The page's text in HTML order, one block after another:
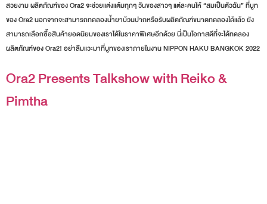
สวยงาม ผลิตภัณฑ์ของ Ora2 จะช่วยแต่งแต้มทุกๆ วันของสาวๆ แต่ละคนให้ “สมเป็นตัวฉัน” ที่บูท
ของ Ora2 นอกจากจะสามารถทดลองน้ำยาบ้วนปากหรือรับผลิตภัณฑ์ขนาดทดลองได้แล้ว ยัง
สามารถเลือกซื้อสินค้ายอดนิยมของเราได้ในราคาพิเศษอีกด้วย นี่เป็นโอกาสดีที่จะได้ทดลอง
ผลิตภัณฑ์ของ Ora2! อย่าลืมแวะมาที่บูทของเราภายในงาน NIPPON HAKU BANGKOK 2022
Ora2 Presents Talkshow with Reiko &
Pimtha